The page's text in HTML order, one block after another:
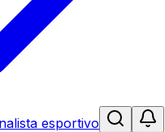
esportivo